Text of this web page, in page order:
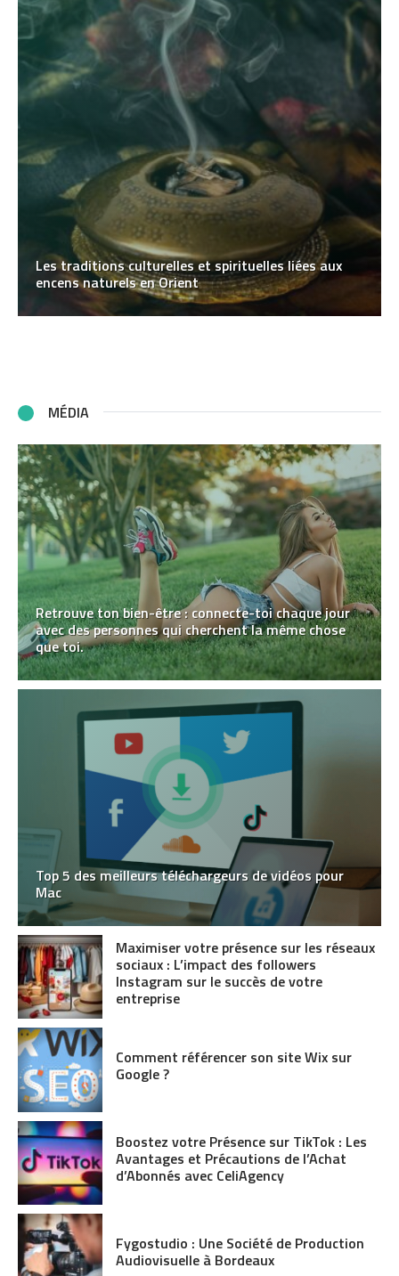
Les traditions culturelles et spirituelles liées aux
encens naturels en Orient
MÉDIA
Retrouve ton bien-être : connecte-toi chaque jour
avec des personnes qui cherchent la même chose
que toi.
Top 5 des meilleurs téléchargeurs de vidéos pour
Mac
Maximiser votre présence sur les réseaux
sociaux : L’impact des followers
Instagram sur le succès de votre
entreprise
Comment référencer son site Wix sur
Google ?
Boostez votre Présence sur TikTok : Les
Avantages et Précautions de l’Achat
d’Abonnés avec CeliAgency
Fygostudio : Une Société de Production
Audiovisuelle à Bordeaux